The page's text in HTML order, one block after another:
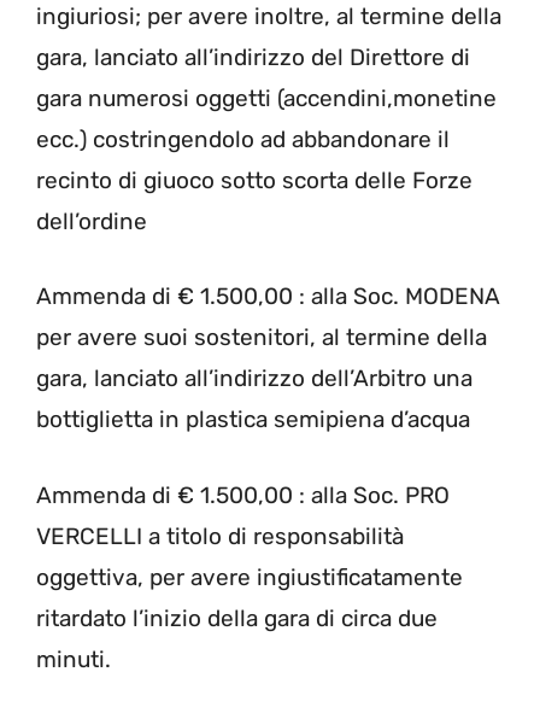
ingiuriosi; per avere inoltre, al termine della
gara, lanciato all’indirizzo del Direttore di
gara numerosi oggetti (accendini,monetine
ecc.) costringendolo ad abbandonare il
recinto di giuoco sotto scorta delle Forze
dell’ordine
Ammenda di € 1.500,00 : alla Soc. MODENA
per avere suoi sostenitori, al termine della
gara, lanciato all’indirizzo dell’Arbitro una
bottiglietta in plastica semipiena d’acqua
Ammenda di € 1.500,00 : alla Soc. PRO
VERCELLI a titolo di responsabilità
oggettiva, per avere ingiustificatamente
ritardato l’inizio della gara di circa due
minuti.